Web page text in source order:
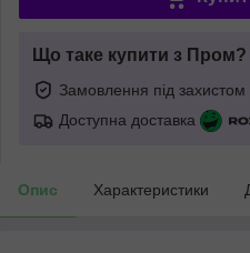
Що таке купити з Пром?
Замовлення під захистом
Доступна доставка
Опис Характеристики